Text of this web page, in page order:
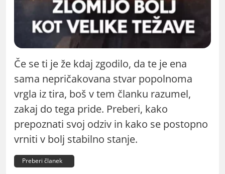
Če se ti je že kdaj zgodilo, da te je ena
sama nepričakovana stvar popolnoma
vrgla iz tira, boš v tem članku razumel,
zakaj do tega pride. Preberi, kako
prepoznati svoj odziv in kako se postopno
vrniti v bolj stabilno stanje.
Preberi članek